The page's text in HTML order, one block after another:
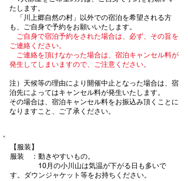
たします。
「川上郷自然の村」以外での宿泊を希望される方
も、ご自身で予約をお願いいたします。
ご自身で宿泊予約をされた場合は、必ず、その旨を
ご連絡ください。
ご連絡を頂けなかった場合は、宿泊キャンセル料が
発生してしまいますので、ご注意ください。
注）天候等の理由により開催中止となった場合は、宿
泊先によってはキャンセル料が発生いたします。
​その場合は、宿泊キャンセル料をお振込み頂くことに
なりますこと、ご了承ください。
【服装】
服装 ：動きやすいもの。
10月の小川山は気温が下がる日も多いで
す。ダウンジャケット等をお持ちください。